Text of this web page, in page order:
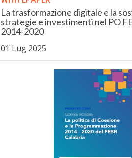
La trasformazione digitale e la
strategie e investimenti nel PO
2014-2020
01 Lug 2025